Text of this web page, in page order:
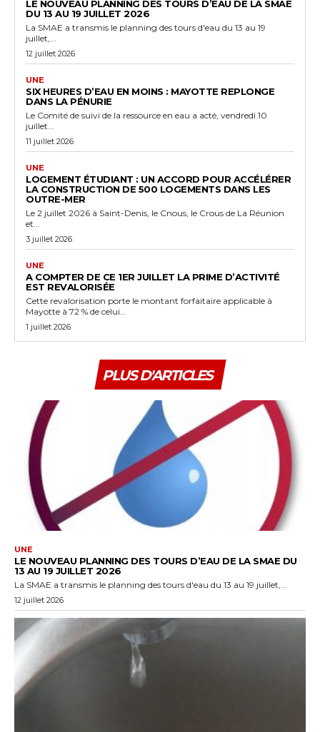
LE NOUVEAU PLANNING DES TOURS D’EAU DE LA SMAE
DU 13 AU 19 JUILLET 2026
La SMAE a transmis le planning des tours d'eau du 13 au 19
juillet,...
12 juillet 2026
UNE
SIX HEURES D’EAU EN MOINS : MAYOTTE REPLONGE
DANS LA PÉNURIE
Le Comité de suivi de la ressource en eau a acté, vendredi 10
juillet...
11 juillet 2026
UNE
LOGEMENT ÉTUDIANT : UN ACCORD POUR ACCÉLÉRER
LA CONSTRUCTION DE 500 LOGEMENTS DANS LES
OUTRE-MER
Le 2 juillet 2026 à Saint-Denis, le Cnous, le Crous de La Réunion
et...
3 juillet 2026
UNE
A COMPTER DE CE 1ER JUILLET LA PRIME D’ACTIVITÉ
EST REVALORISÉE
Cette revalorisation porte le montant forfaitaire applicable à
Mayotte à 72 % de celui...
1 juillet 2026
PLUS D'ARTICLES
UNE
LE NOUVEAU PLANNING DES TOURS D’EAU DE LA SMAE DU
13 AU 19 JUILLET 2026
La SMAE a transmis le planning des tours d'eau du 13 au 19 juillet,...
12 juillet 2026